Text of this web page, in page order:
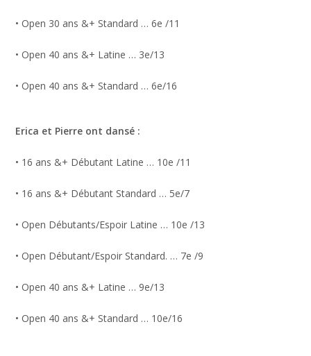
• Open 30 ans &+ Standard … 6e /11
• Open 40 ans &+ Latine … 3e/13
• Open 40 ans &+ Standard … 6e/16
Erica et Pierre ont dansé :
• 16 ans &+ Débutant Latine … 10e /11
• 16 ans &+ Débutant Standard … 5e/7
• Open Débutants/Espoir Latine … 10e /13
• Open Débutant/Espoir Standard. … 7e /9
• Open 40 ans &+ Latine … 9e/13
• Open 40 ans &+ Standard … 10e/16